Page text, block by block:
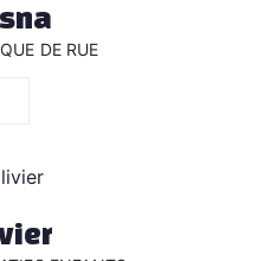
DE RUE